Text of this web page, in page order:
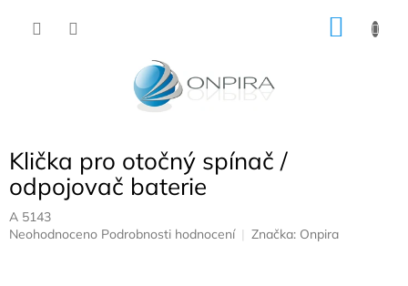
Klička pro otočný spínač /
odpojovač baterie
A 5143
Průměrné
Neohodnoceno Podrobnosti hodnocení Značka: Onpira